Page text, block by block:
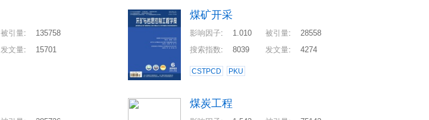
被引量:
135758
发文量: 15701
煤矿开采
影响因子: 1.010 被引量:
28558
搜索指数: 8039 发文量: 4274
CSTPCD PKU
煤炭工程